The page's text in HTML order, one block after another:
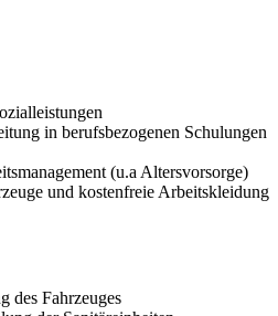
in berufsbezogenen Schulungen
(u.a Altersvorsorge)
und kostenfreie Arbeitskleidung
des Fahrzeuges